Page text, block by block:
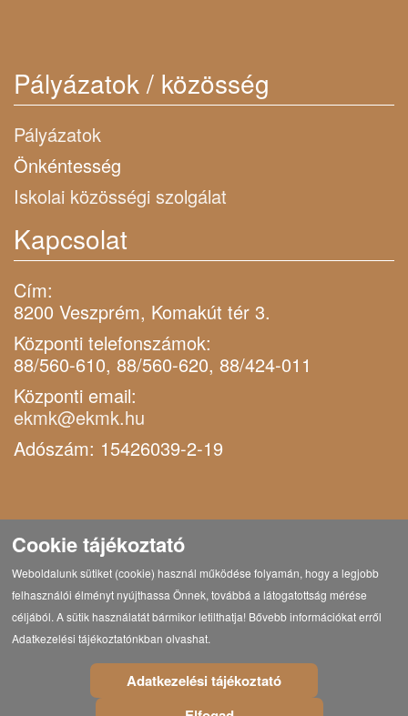
Pályázatok / közösség
Pályázatok
Önkéntesség
Iskolai közösségi szolgálat
Kapcsolat
Cím:
8200 Veszprém, Komakút tér 3.
Központi telefonszámok:
88/560-610, 88/560-620, 88/424-011
Központi email:
ekmk@ekmk.hu
Adószám: 15426039-2-19
Cookie tájékoztató
Weboldalunk sütiket (cookie) használ működése folyamán, hogy a legjobb
felhasználói élményt nyújthassa Önnek, továbbá a látogatottság mérése
céljából. A sütik használatát bármikor letilthatja! Bővebb információkat erről
Adatkezelési tájékoztatónkban olvashat.
Adatkezelési tájékoztató